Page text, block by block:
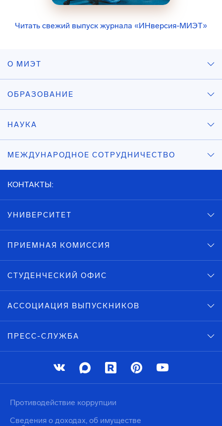
Читать свежий выпуск журнала «ИНверсия-МИЭТ»
О МИЭТ
ОБРАЗОВАНИЕ
НАУКА
МЕЖДУНАРОДНОЕ СОТРУДНИЧЕСТВО
КОНТАКТЫ:
УНИВЕРСИТЕТ
ПРИЕМНАЯ КОМИССИЯ
СТУДЕНЧЕСКИЙ ОФИС
АССОЦИАЦИЯ ВЫПУСКНИКОВ
ПРЕСС-СЛУЖБА
Противодействие коррупции
Сведения о доходах, об имуществе